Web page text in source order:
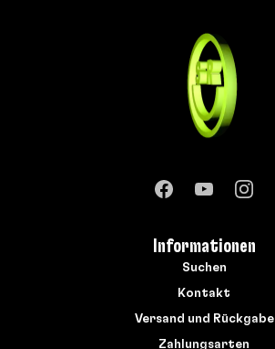
Informationen
Suchen
Kontakt
Versand und Rückgabe
Zahlungsarten